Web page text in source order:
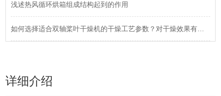
浅述热风循环烘箱组成结构起到的作用
如何选择适合双轴桨叶干燥机的干燥工艺参数？对干燥效果有何影响？
详细介绍